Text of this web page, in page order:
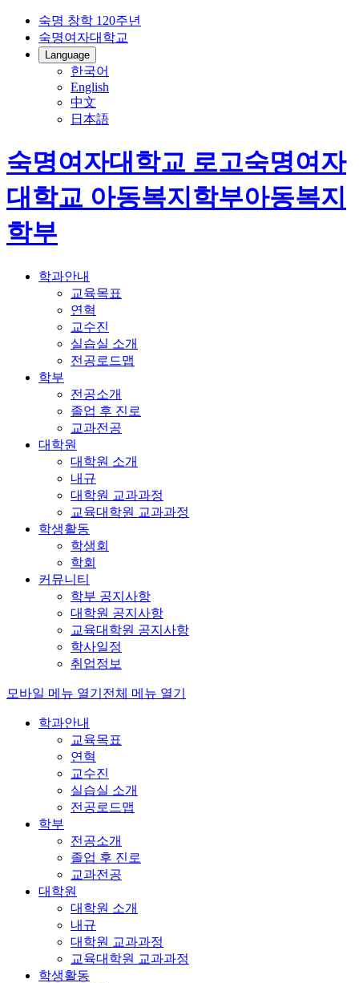
숙명 창학 120주년
숙명여자대학교
Language
한국어
English
中文
日本語
숙명여자대학교 로고숙명여자
대학교 아동복지학부아동복지
학부
학과안내
교육목표
연혁
교수진
실습실 소개
전공로드맵
학부
전공소개
졸업 후 진로
교과전공
대학원
대학원 소개
내규
대학원 교과과정
교육대학원 교과과정
학생활동
학생회
학회
커뮤니티
학부 공지사항
대학원 공지사항
교육대학원 공지사항
학사일정
취업정보
모바일 메뉴 열기 전체 메뉴 열기
학과안내
교육목표
연혁
교수진
실습실 소개
전공로드맵
학부
전공소개
졸업 후 진로
교과전공
대학원
대학원 소개
내규
대학원 교과과정
교육대학원 교과과정
학생활동